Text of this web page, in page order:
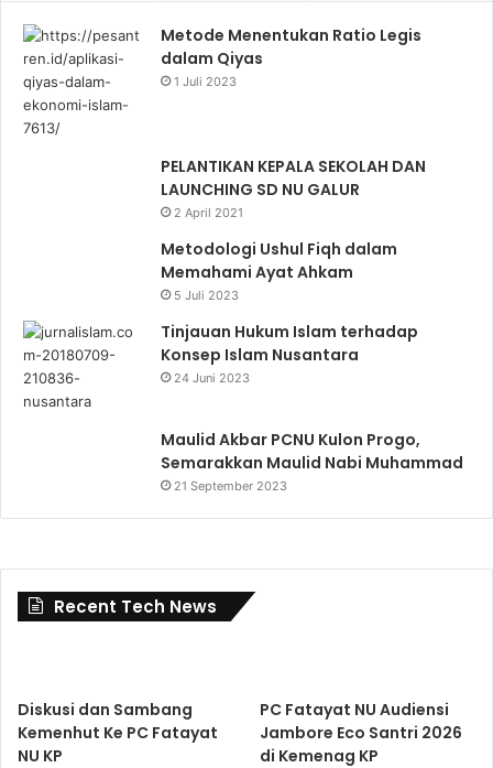
Metode Menentukan Ratio Legis
dalam Qiyas
1 Juli 2023
PELANTIKAN KEPALA SEKOLAH DAN
LAUNCHING SD NU GALUR
2 April 2021
Metodologi Ushul Fiqh dalam
Memahami Ayat Ahkam
5 Juli 2023
Tinjauan Hukum Islam terhadap
Konsep Islam Nusantara
24 Juni 2023
Maulid Akbar PCNU Kulon Progo,
Semarakkan Maulid Nabi Muhammad
21 September 2023
Recent Tech News
Diskusi dan Sambang
Kemenhut Ke PC Fatayat
NU KP
PC Fatayat NU Audiensi
Jambore Eco Santri 2026
di Kemenag KP